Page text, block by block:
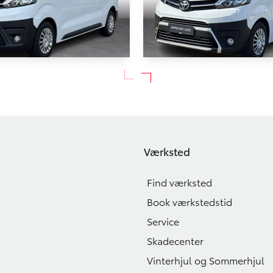
Toyota Proace
DIESEL
Værksted
Find værksted
Book værkstedstid
Service
Skadecenter
Vinterhjul og Sommerhjul